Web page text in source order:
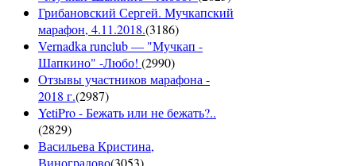
Грибановский Сергей. Мучкапский
марафон, 4.11.2018.(3186)
Vernadka runclub — "Мучкап -
Шапкино" -Любо! (2990)
Отзывы участников марафона -
2018 г.(2987)
YetiPro - Бежать или не бежать?..
(2829)
Васильева Кристина,